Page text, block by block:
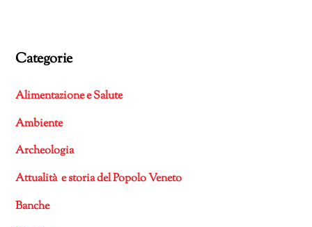
Categorie
Alimentazione e Salute
Ambiente
Archeologia
Attualità e storia del Popolo Veneto
Banche